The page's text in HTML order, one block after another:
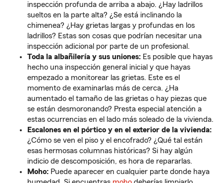
inspección profunda de arriba a abajo. ¿Hay ladrillos
sueltos en la parte alta? ¿Se está inclinando la
chimenea? ¿Hay grietas largas y profundas en los
ladrillos? Estas son cosas que podrían necesitar una
inspección adicional por parte de un profesional.
Toda la albañilería y sus uniones: Es posible que hayas
hecho una inspección general inicial y que hayas
empezado a monitorear las grietas. Este es el
momento de examinarlas más de cerca. ¿Ha
aumentado el tamaño de las grietas o hay piezas que
se están desmoronando? Presta especial atención a
estas ocurrencias en el lado más soleado de la vivienda.
Escalones en el pórtico y en el exterior de la vivienda:
¿Cómo se ven el piso y el encofrado? ¿Qué tal están
esas hermosas columnas históricas? Si hay algún
indicio de descomposición, es hora de repararlas.
Moho: Puede aparecer en cualquier parte donde haya